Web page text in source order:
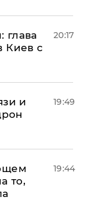
глава
Киев с
20:17
и
19:49
то,
19:44